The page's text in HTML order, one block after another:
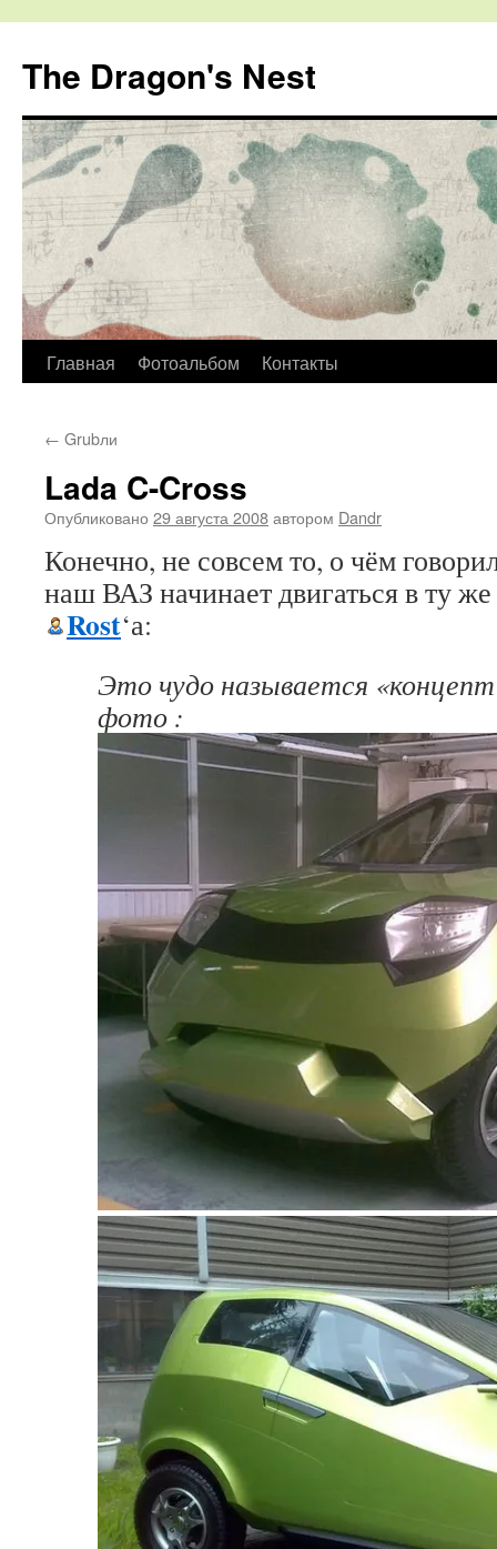
The Dragon's Nest
Перейти
содержимому
Главная Фотоальбом Контакты
← Grubли
Lada C-Cross
Опубликовано 29 августа 2008автором Dandr
Конечно, не совсем то, о чём
наш ВАЗ начинает двигаться в ту
Rost‘а:
Это чудо называется
фото :